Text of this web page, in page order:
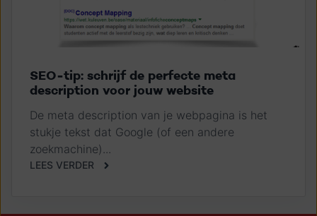
SEO-tip: schrijf de perfecte meta
description voor jouw website
De meta description van je webpagina is het
stukje tekst dat Google (of een andere
zoekmachine)...
LEES VERDER